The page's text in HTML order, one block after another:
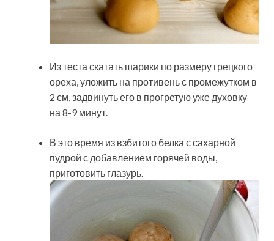
Из теста скатать шарики по размеру грецкого
ореха, уложить на противень с промежутком в
2 см, задвинуть его в прогретую уже духовку
на 8-9 минут.
В это время из взбитого белка с сахарной
пудрой с добавлением горячей воды,
приготовить глазурь.